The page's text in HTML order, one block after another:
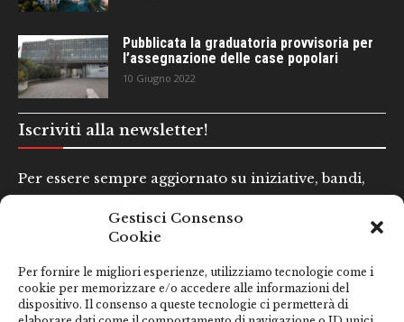
Gestisci Consenso
Cookie
Per fornire le migliori esperienze, utilizziamo tecnologie come i
cookie per memorizzare e/o accedere alle informazioni del
dispositivo. Il consenso a queste tecnologie ci permetterà di
Pubblicata la graduatoria provvisoria per
l’assegnazione delle case popolari
10 Giugno 2022
Iscriviti alla newsletter!
Per essere sempre aggiornato su iniziative, bandi,
Email*